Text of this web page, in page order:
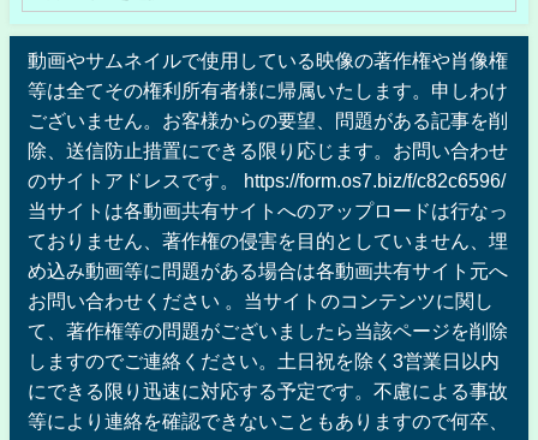
動画やサムネイルで使用している映像の著作権や肖像権
等は全てその権利所有者様に帰属いたします。申しわけ
ございません。お客様からの要望、問題がある記事を削
除、送信防止措置にできる限り応じます。お問い合わせ
のサイトアドレスです。 https://form.os7.biz/f/c82c6596/
当サイトは各動画共有サイトへのアップロードは行なっ
ておりません、著作権の侵害を目的としていません、埋
め込み動画等に問題がある場合は各動画共有サイト元へ
お問い合わせください 。当サイトのコンテンツに関し
て、著作権等の問題がございましたら当該ページを削除
しますのでご連絡ください。土日祝を除く3営業日以内
にできる限り迅速に対応する予定です。不慮による事故
等により連絡を確認できないこともありますので何卒、